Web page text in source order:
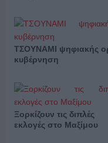
ΤΣΟΥΝΑΜΙ ψηφιακής
κυβέρνηση
Ξορκίζουν τις διπλές
εκλογές στο Μαξίμου